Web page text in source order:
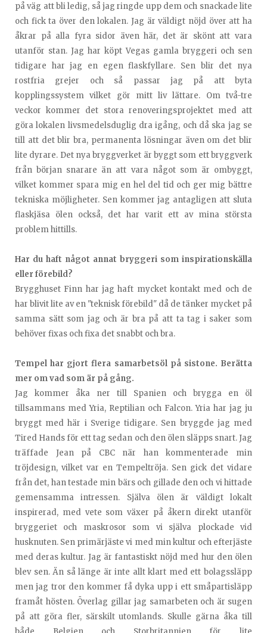
på väg att bli ledig, så jag ringde upp dem och snackade lite
och fick ta över den lokalen. Jag är väldigt nöjd över att ha
åkrar på alla fyra sidor även här, det är skönt att vara
utanför stan. Jag har köpt Vegas gamla bryggeri och sen
tidigare har jag en egen flaskfyllare. Sen blir det nya
rostfria grejer och så passar jag på att byta
kopplingssystem vilket gör mitt liv lättare. Om två-tre
veckor kommer det stora renoveringsprojektet med att
göra lokalen livsmedelsduglig dra igång, och då ska jag se
till att det blir bra, permanenta lösningar även om det blir
lite dyrare. Det nya bryggverket är byggt som ett bryggverk
från början snarare än att vara något som är ombyggt,
vilket kommer spara mig en hel del tid och ger mig bättre
tekniska möjligheter. Sen kommer jag antagligen att sluta
flaskjäsa ölen också, det har varit ett av mina största
problem hittills.
Har du haft något annat bryggeri som inspirationskälla
eller förebild?
Brygghuset Finn har jag haft mycket kontakt med och de
har blivit lite av en "teknisk förebild" då de tänker mycket på
samma sätt som jag och är bra på att ta tag i saker som
behöver fixas och fixa det snabbt och bra.
Tempel har gjort flera samarbetsöl på sistone. Berätta
mer om vad som är på gång.
Jag kommer åka ner till Spanien och brygga en öl
tillsammans med Yria, Reptilian och Falcon. Yria har jag ju
bryggt med här i Sverige tidigare. Sen bryggde jag med
Tired Hands för ett tag sedan och den ölen släpps snart. Jag
träffade Jean på CBC när han kommenterade min
tröjdesign, vilket var en Tempeltröja. Sen gick det vidare
från det, han testade min bärs och gillade den och vi hittade
gemensamma intressen. Själva ölen är väldigt lokalt
inspirerad, med vete som växer på åkern direkt utanför
bryggeriet och maskrosor som vi själva plockade vid
husknuten. Sen primärjäste vi med min kultur och efterjäste
med deras kultur. Jag är fantastiskt nöjd med hur den ölen
blev sen. Än så länge är inte allt klart med ett bolagssläpp
men jag tror den kommer få dyka upp i ett småpartisläpp
framåt hösten. Överlag gillar jag samarbeten och är sugen
på att göra fler, särskilt utomlands. Skulle gärna åka till